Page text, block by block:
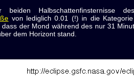
Halbschattenfinsternisse
von lediglich 0.01 (!) in die
dass der Mond während des nur 31
dem Horizont stand.